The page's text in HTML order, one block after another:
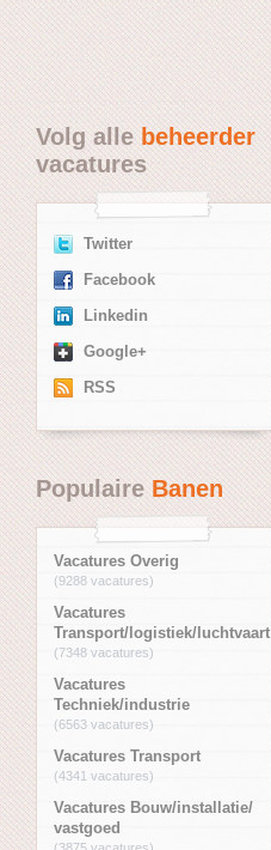
Volg alle beheerder
vacatures
Twitter
Facebook
Linkedin
Google+
RSS
PopulaireBanen
Vacatures Overig
(9288 vacatures)
Vacatures
Transport/logistiek/luchtvaart
(7348 vacatures)
Vacatures
Techniek/industrie
(6563 vacatures)
Vacatures Transport
(4341 vacatures)
Vacatures Bouw/installatie/
vastgoed